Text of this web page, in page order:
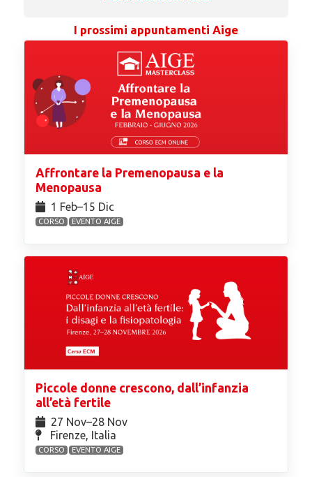
I prossimi appuntamenti Aige
Affrontare la Premenopausa e la
Menopausa
1 Feb⁠–15 Dic
CORSO EVENTO AIGE
Piccole donne crescono, dall’infanzia
all’età fertile
27 Nov⁠–28 Nov
Firenze, Italia
CORSO EVENTO AIGE